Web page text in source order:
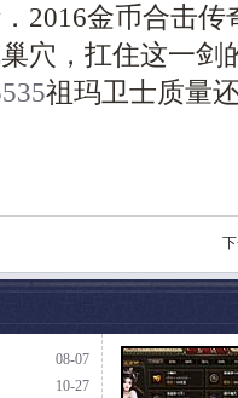
2016金币合击传
穴，扛住这一剑
祖玛卫士质量
08-07
10-27